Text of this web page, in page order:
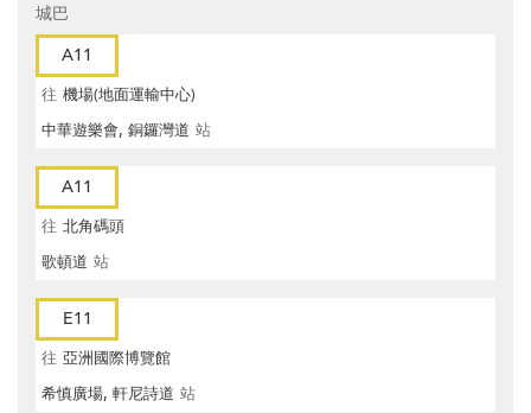
城巴
A11
往 機場(地面運輸中心)
中華遊樂會, 銅鑼灣道 站
A11
往 北角碼頭
歌頓道 站
E11
往 亞洲國際博覽館
希慎廣場, 軒尼詩道 站